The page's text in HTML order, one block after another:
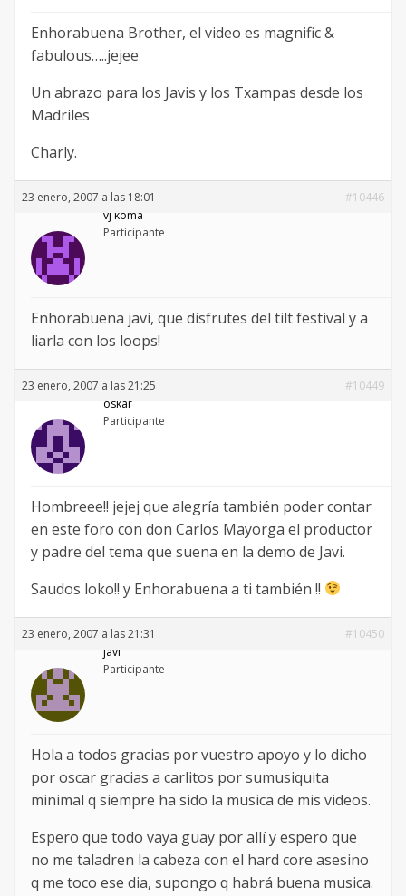
Enhorabuena Brother, el video es magnific &
fabulous…..jejee
Un abrazo para los Javis y los Txampas desde los
Madriles
Charly.
23 enero, 2007 a las 18:01
#10446
vj koma
Participante
Enhorabuena javi, que disfrutes del tilt festival y a
liarla con los loops!
23 enero, 2007 a las 21:25
#10449
oskar
Participante
Hombreee!! jejej que alegría también poder contar
en este foro con don Carlos Mayorga el productor
y padre del tema que suena en la demo de Javi.
Saudos loko!! y Enhorabuena a ti también !!
23 enero, 2007 a las 21:31
#10450
javi
Participante
Hola a todos gracias por vuestro apoyo y lo dicho
por oscar gracias a carlitos por sumusiquita
minimal q siempre ha sido la musica de mis videos.
Espero que todo vaya guay por allí y espero que
no me taladren la cabeza con el hard core asesino
q me toco ese dia, supongo q habrá buena musica.